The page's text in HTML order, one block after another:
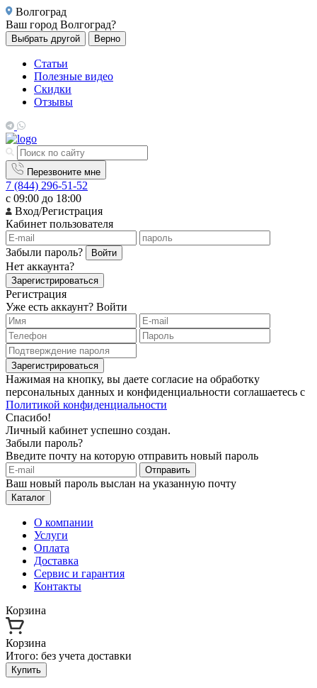
Волгоград
Ваш город Волгоград?
Выбрать другой Верно
Статьи
Полезные видео
Скидки
Отзывы
Перезвоните мне
7 (844) 296-51-52
с 09:00 до 18:00
Вход/Регистрация
Кабинет пользователя
Забыли пароль? Войти
Нет аккаунта?
Зарегистрироваться
Регистрация
Уже есть аккаунт? Войти
Зарегистрироваться
Нажимая на кнопку, вы даете согласие на обработку
персональных данных и конфиденциальности соглашаетесь с
Политикой конфиденциальности
Спасибо!
Личный кабинет успешно создан.
Забыли пароль?
Введите почту на которую отправить новый пароль
Отправить
Ваш новый пароль выслан на указанную почту
Каталог
О компании
Услуги
Оплата
Доставка
Сервис и гарантия
Контакты
Корзина
Корзина
Итого: без учета доставки
Купить